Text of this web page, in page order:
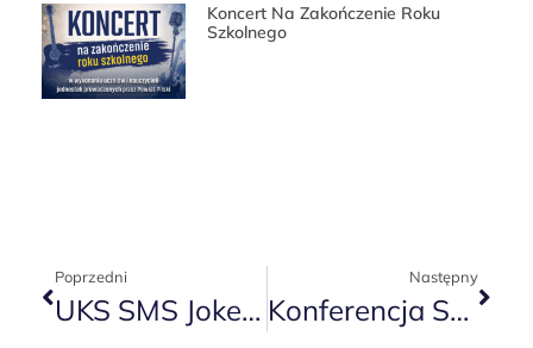
Koncert Na Zakończenie Roku
Szkolnego
Poprzedni
UKS SMS Joker Piła Mistrzem Wielkopolskiej III Ligi !!!
Następny
Konferencja Szkoleniowa Z Zakresu Piłki Siatkowej Dla Nauczycieli Wychowania Fizycznego